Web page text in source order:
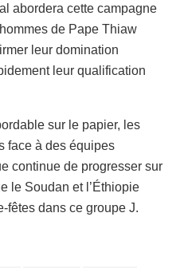
abordera cette campagne
de Pape Thiaw
leur domination
leur qualification
sur le papier, les
face à des équipes
continue de progresser sur
le Soudan et l’Éthiopie
fêtes dans ce groupe J.